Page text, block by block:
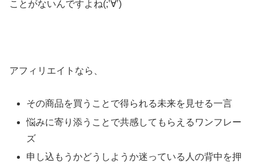
ことがないんですよね(;’∀’)
アフィリエイトなら、
その商品を買うことで得られる未来を見せる一言
悩みに寄り添うことで共感してもらえるワンフレー
ズ
申し込もうかどうしようか迷っている人の背中を押